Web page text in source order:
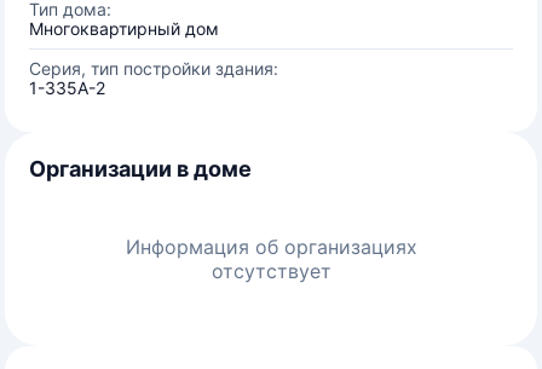
Тип дома:
Многоквартирный дом
Серия, тип постройки здания:
1-335А-2
Организации в доме
Информация об организациях
отсутствует